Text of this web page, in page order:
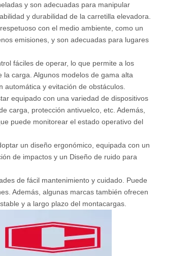
y son adecuadas para manipular
y durabilidad de la carretilla elevadora.
con el medio ambiente, como un
emisiones, y son adecuadas para lugares
fáciles de operar, lo que permite a los
carga. Algunos modelos de gama alta
y evitación de obstáculos.
equipado con una variedad de dispositivos
carga, protección antivuelco, etc. Además,
puede monitorear el estado operativo del
un diseño ergonómico, equipada con un
de impactos y un Diseño de ruido para
de fácil mantenimiento y cuidado. Puede
Además, algunas marcas también ofrecen
y a largo plazo del montacargas.